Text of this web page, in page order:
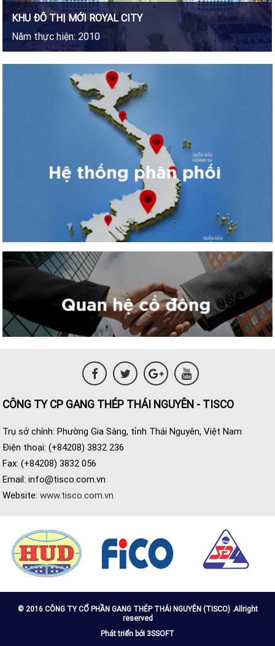
KHU ĐÔ THỊ MỚI ROYAL CITY
Năm thực hiện: 2010
NHÀ GA T2 SÂN BAY NỘI BÀI
Năm thực hiện: 2012
CÔNG TY CP GANG THÉP THÁI NGUYÊN - TISCO
Trụ sở chính: Phường Gia Sàng, tỉnh Thái Nguyên, Việt Nam
Điện thoại: (+84208) 3832 236
Fax: (+84208) 3832 056
Email: info@tisco.com.vn
Website: www.tisco.com.vn
© 2016 CÔNG TY CỔ PHẦN GANG THÉP THÁI NGUYÊN (TISCO) .Allright
reserved
Phát triển bới 3SSOFT